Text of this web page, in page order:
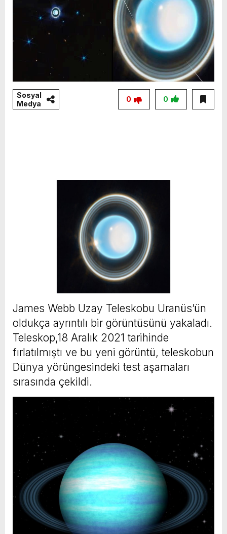
Sosyal
Medya
0
0
James Webb Uzay Teleskobu Uranüs’ün
oldukça ayrıntılı bir görüntüsünü yakaladı.
Teleskop,18 Aralık 2021 tarihinde
fırlatılmıştı ve bu yeni görüntü, teleskobun
Dünya yörüngesindeki test aşamaları
sırasında çekildi.